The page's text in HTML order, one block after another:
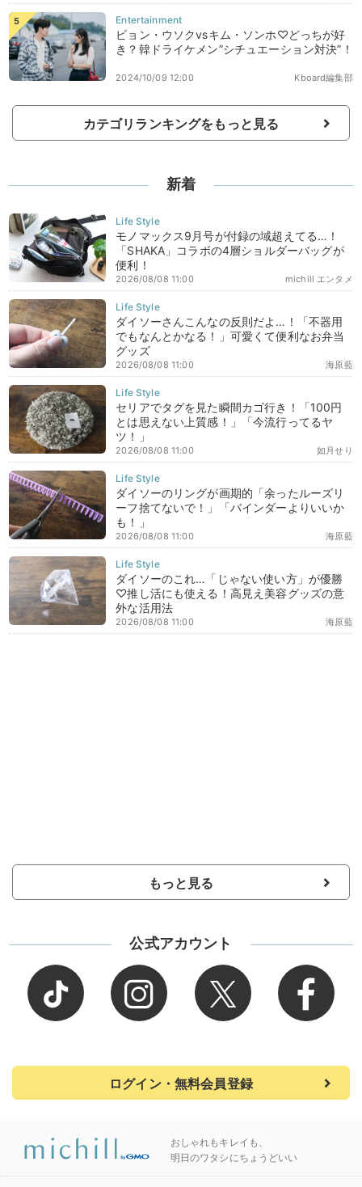
ビョン・ウソクvsキム・ソンホ♡どっちが好
き？韓ドライケメン”シチュエーション対決”！
Kboard編集部
2024/10/09 12:00
カテゴリランキングをもっと見る
新着
モノマックス9月号が付録の域超えてる…！
「SHAKA」コラボの4層ショルダーバッグが
便利！
michill エンタメ
2026/08/08 11:00
ダイソーさんこんなの反則だよ…！「不器用
でもなんとかなる！」可愛くて便利なお弁当
グッズ
海原藍
2026/08/08 11:00
セリアでタグを見た瞬間カゴ行き！「100円
とは思えない上質感！」「今流行ってるヤ
ツ！」
如月せり
2026/08/08 11:00
ダイソーのリングが画期的「余ったルーズリ
ーフ捨てないで！」「バインダーよりいいか
も！」
海原藍
2026/08/08 11:00
ダイソーのこれ…「じゃない使い方」が優勝
♡推し活にも使える！高見え美容グッズの意
外な活用法
海原藍
2026/08/08 11:00
もっと見る
公式アカウント
ログイン・無料会員登録
おしゃれもキレイも、
明日のワタシにちょうどいい